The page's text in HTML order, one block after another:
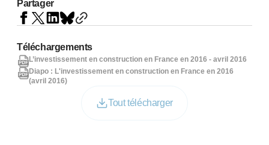
Partager
Téléchargements
L’investissement en construction en France en 2016 - avril 2016
Diapo : L'investissement en construction en France en 2016
(avril 2016)
Tout télécharger